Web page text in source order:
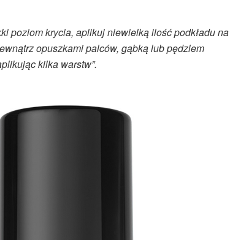
poziom krycia, aplikuj niewielką ilość podkładu na
opuszkami palców, gąbką lub pędzlem
kilka warstw”.